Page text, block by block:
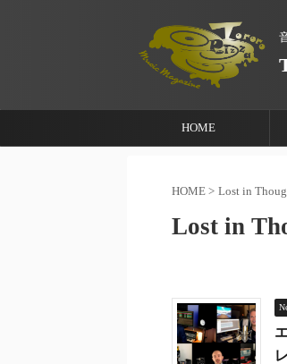
HOME
HOME > Lost in
Lost in